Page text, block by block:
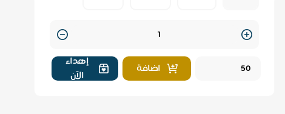
Quantity
اضافة
إهداء
الآن